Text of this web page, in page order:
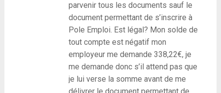
parvenir tous les documents sauf le
document permettant de s’inscrire à
Pole Emploi. Est légal? Mon solde de
tout compte est négatif mon
employeur me demande 338,22€, je
me demande donc s’il attend pas que
je lui verse la somme avant de me